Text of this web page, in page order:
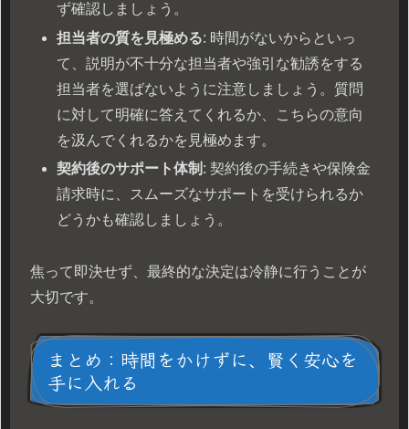
ず確認しましょう。
担当者の質を見極める: 時間がないからといっ
て、説明が不十分な担当者や強引な勧誘をする
担当者を選ばないように注意しましょう。質問
に対して明確に答えてくれるか、こちらの意向
を汲んでくれるかを見極めます。
契約後のサポート体制 : 契約後の手続きや保険金
請求時に、スムーズなサポートを受けられるか
どうかも確認しましょう。
焦って即決せず、最終的な決定は冷静に行うことが
大切です。
まとめ：時間をかけずに、賢く安心を
手に入れる